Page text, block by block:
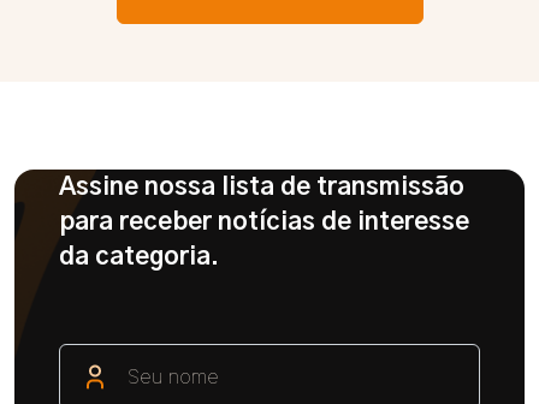
Assine nossa lista de transmissão
para receber notícias de interesse
da categoria.